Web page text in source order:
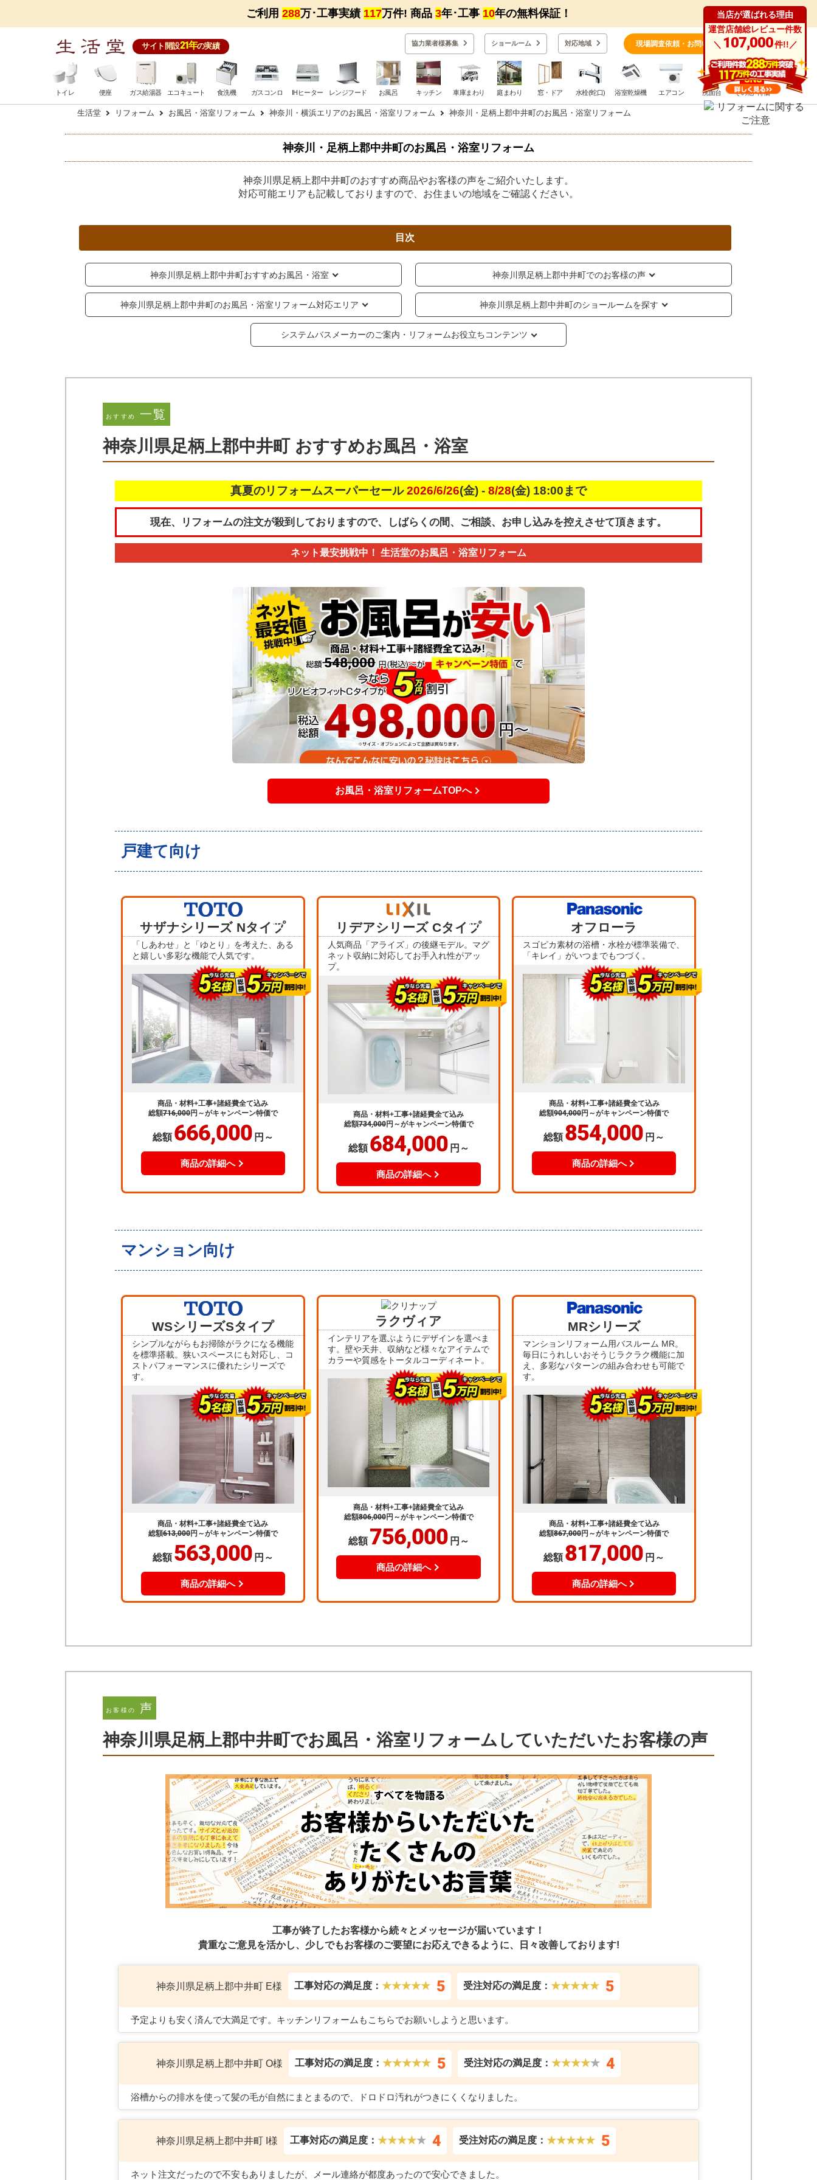
ご利用 288万･工事実績 117万件! 商品 3年･工事 10年の無料保証！
サイト開設21年の実績 協力業者様募集 ショールーム 対応地域 0
現場調査依頼・お問い合わせ
トイレ 便座 ガス給湯器 エコキュート 食洗機 ガスコンロ IHヒーター レンジフード お風呂 キッチン 車庫まわり 庭まわり 窓・ドア 水栓(蛇口) 浴室乾燥機 エアコン 洗面台 その他･特価
生活堂 リフォーム お風呂・浴室リフォーム 神奈川・横浜エリアのお風呂・浴室リフォーム 神奈川・足柄上郡中井町のお風呂・浴室リフォーム
神奈川・足柄上郡中井町のお風呂・浴室リフォーム
神奈川県足柄上郡中井町のおすすめ商品やお客様の声をご紹介いたします。
対応可能エリアも記載しておりますので、お住まいの地域をご確認ください。
目次
神奈川県足柄上郡中井町おすすめお風呂・浴室 神奈川県足柄上郡中井町でのお客様の声
神奈川県足柄上郡中井町のお風呂・浴室リフォーム対応エリア 神奈川県足柄上郡中井町のショールームを探す
システムバスメーカーのご案内・リフォームお役立ちコンテンツ
おすすめ 一覧
神奈川県足柄上郡中井町 おすすめお風呂・浴室
真夏のリフォームスーパーセール2026/6/26(金) - 8/28(金) 18:00まで
現在、リフォームの注文が殺到しておりますので、しばらくの間、ご相談、お申し込みを控えさせて頂きます。
ネット最安挑戦中！ 生活堂のお風呂・浴室リフォーム
お風呂・浴室リフォームTOPへ
戸建て向け
サザナシリーズ Nタイプ
「しあわせ」と「ゆとり」を考えた、ある
と嬉しい多彩な機能で人気です。
商品・材料+工事+諸経費全て込み
総額716,000円～がキャンペーン特価で
総額 666,000 円～
商品の詳細へ
No.1 リデアシリーズ Cタイプ
人気商品「アライズ」の後継モデル。マグ
ネット収納に対応してお手入れ性がアッ
プ。
商品・材料+工事+諸経費全て込み
総額734,000円～がキャンペーン特価で
総額 684,000 円～
商品の詳細へ
No.4 オフローラ
スゴピカ素材の浴槽・水栓が標準装備で、
「キレイ」がいつまでもつづく。
商品・材料+工事+諸経費全て込み
総額904,000円～がキャンペーン特価で
総額 854,000 円～
商品の詳細へ
マンション向け
WSシリーズSタイプ
シンプルながらもお掃除がラクになる機能
を標準搭載。狭いスペースにも対応し、コ
ストパフォーマンスに優れたシリーズで
す。
商品・材料+工事+諸経費全て込み
総額613,000円～がキャンペーン特価で
総額 563,000 円～
商品の詳細へ
ラクヴィア
インテリアを選ぶようにデザインを選べま
す。壁や天井、収納など様々なアイテムで
カラーや質感をトータルコーディネート。
商品・材料+工事+諸経費全て込み
総額806,000円～がキャンペーン特価で
総額 756,000 円～
商品の詳細へ
MRシリーズ
マンションリフォーム用バスルーム MR。
毎日にうれしいおそうじラクラク機能に加
え、多彩なパターンの組み合わせも可能で
す。
商品・材料+工事+諸経費全て込み
総額867,000円～がキャンペーン特価で
総額 817,000 円～
商品の詳細へ
お客様の 声
神奈川県足柄上郡中井町でお風呂・浴室リフォームしていただいたお客様の声
工事が終了したお客様から続々とメッセージが届いています！
貴重なご意見を活かし、少しでもお客様のご要望にお応えできるように、日々改善しております!
神奈川県足柄上郡中井町 E様 工事対応の満足度：★★★★★ 5 受注対応の満足度：★★★★★ 5
予定よりも安く済んで大満足です。キッチンリフォームもこちらでお願いしようと思います。
神奈川県足柄上郡中井町 O様 工事対応の満足度：★★★★★ 5 受注対応の満足度：★★★★★ 4
浴槽からの排水を使って髪の毛が自然にまとまるので、ドロドロ汚れがつきにくくなりました。
神奈川県足柄上郡中井町 I様 工事対応の満足度：★★★★★ 4 受注対応の満足度：★★★★★ 5
ネット注文だったので不安もありましたが、メール連絡が都度あったので安心できました。
当店が選ばれる理由
運営店舗総レビュー件数
＼ 107,000件!!／